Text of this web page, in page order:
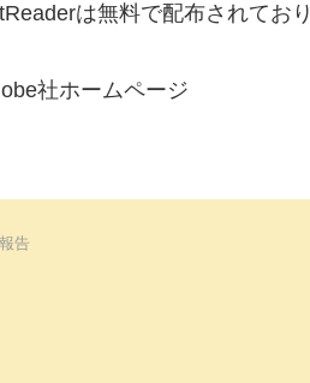
は無料で配布されてお
社ホームページ
告